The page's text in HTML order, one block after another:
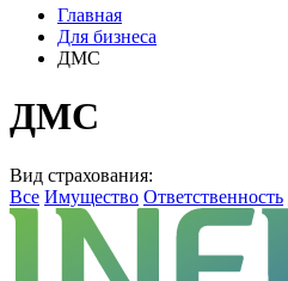
Главная
Для бизнеса
ДМС
ДМС
Вид страхования:
Все Имущество Ответственность